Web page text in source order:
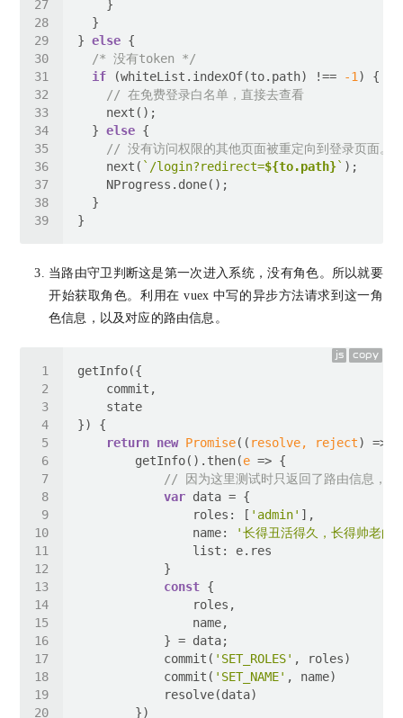
} else
/* 没有token */
if (whiteList.indexOf(to.path) !== -1
// 在免费登录白名单，直接去查看
  }
else
// 没有访问权限的其他页面被重定向到登录页面。
    next(
`/login?redirect=${to.path}`
当路由守卫判断这是第一次进入系统，没有角色。所以就要
开始获取角色。利用在 vuex 中写的异步方法请求到这一角
色信息，以及对应的路由信息。
js copy
return new Promise( ( resolve, reject) =>
        getInfo().then(
e =>
// 因为这里测试时只返回了路由信息，
var
roles : [ 'admin'
name:
'长得丑活得久，长得帅老的
list
const
            commit(
'SET_ROLES'
            commit(
'SET_NAME'